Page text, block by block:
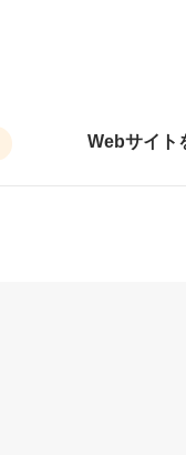
Webサイト